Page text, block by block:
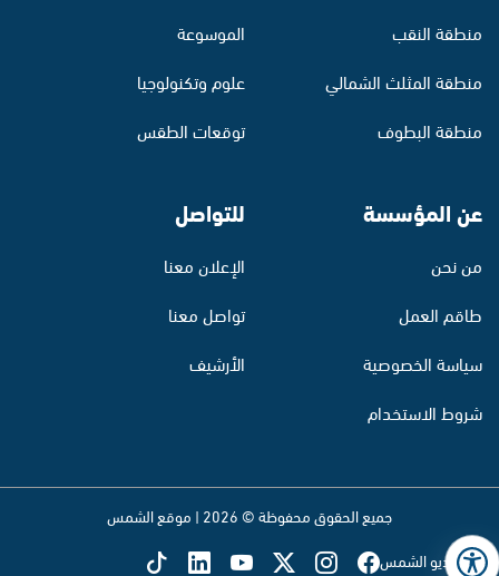
منطقة النقب
منطقة المثلث الشمالي
منطقة البطوف
الموسوعة
علوم وتكنولوجيا
توقعات الطقس
عن المؤسسة
من نحن
طاقم العمل
سياسة الخصوصية
شروط الاستخدام
للتواصل
الإعلان معنا
تواصل معنا
الأرشيف
جميع الحقوق محفوظة © 2026 | موقع الشمس
تابع راديو الشمس